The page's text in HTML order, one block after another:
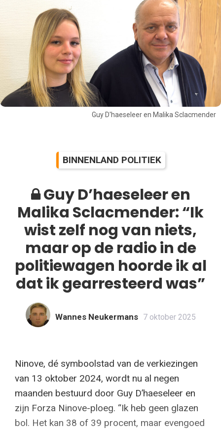
Guy D'haeseleer en Malika Sclacmender
BINNENLAND POLITIEK
Guy D’haeseleer en
Malika Sclacmender: “Ik
wist zelf nog van niets,
maar op de radio in de
politiewagen hoorde ik al
dat ik gearresteerd was”
Wannes Neukermans 7 oktober 2025
Ninove, dé symboolstad van de verkiezingen
van 13 oktober 2024, wordt nu al negen
maanden bestuurd door Guy D’haeseleer en
zijn Forza Ninove-ploeg. “Ik heb geen glazen
bol. Het kan 38 of 39 procent, maar evengoed